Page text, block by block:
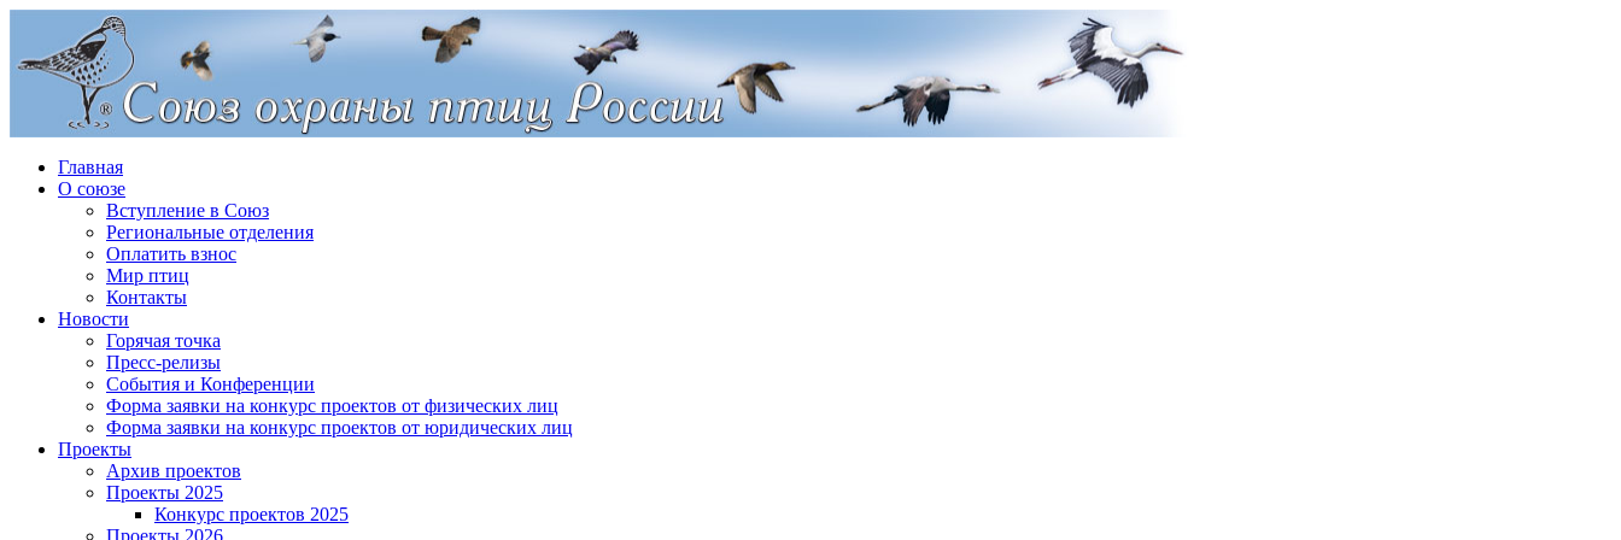
Главная
О союзе
Вступление в Союз
Региональные отделения
Оплатить взнос
Мир птиц
Контакты
Новости
Горячая точка
Пресс-релизы
События и Конференции
Форма заявки на конкурс проектов от физических лиц
Форма заявки на конкурс проектов от юридических лиц
Проекты
Архив проектов
Проекты 2025
Конкурс проектов 2025
Проекты 2026